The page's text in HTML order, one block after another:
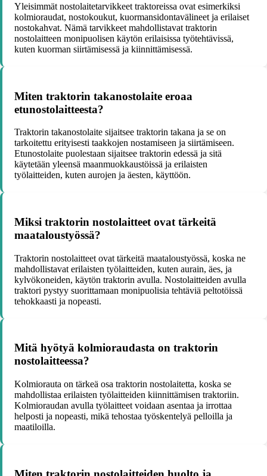
Yleisimmät nostolaitetarvikkeet traktoreissa ovat esimerkiksi
kolmioraudat, nostokoukut, kuormansidontavälineet ja erilaiset
nostokahvat. Nämä tarvikkeet mahdollistavat traktorin
nostolaitteen monipuolisen käytön erilaisissa työtehtävissä,
kuten kuorman siirtämisessä ja kiinnittämisessä.
Miten traktorin takanostolaite eroaa
etunostolaitteesta?
Traktorin takanostolaite sijaitsee traktorin takana ja se on
tarkoitettu erityisesti taakkojen nostamiseen ja siirtämiseen.
Etunostolaite puolestaan sijaitsee traktorin edessä ja sitä
käytetään yleensä maanmuokkaustöissä ja erilaisten
työlaitteiden, kuten aurojen ja äesten, käyttöön.
Miksi traktorin nostolaitteet ovat tärkeitä
maataloustyössä?
Traktorin nostolaitteet ovat tärkeitä maataloustyössä, koska ne
mahdollistavat erilaisten työlaitteiden, kuten aurain, äes, ja
kylvökoneiden, käytön traktorin avulla. Nostolaitteiden avulla
traktori pystyy suorittamaan monipuolisia tehtäviä peltotöissä
tehokkaasti ja nopeasti.
Mitä hyötyä kolmioraudasta on traktorin
nostolaitteessa?
Kolmiorauta on tärkeä osa traktorin nostolaitetta, koska se
mahdollistaa erilaisten työlaitteiden kiinnittämisen traktoriin.
Kolmioraudan avulla työlaitteet voidaan asentaa ja irrottaa
helposti ja nopeasti, mikä tehostaa työskentelyä pelloilla ja
maatiloilla.